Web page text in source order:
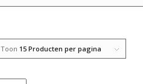
Toon 15 Producten per pagina